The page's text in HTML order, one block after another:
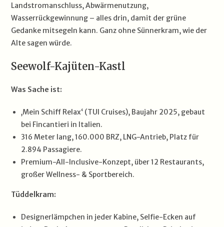
Landstromanschluss, Abwärmenutzung,
Wasserrückgewinnung – alles drin, damit der grüne
Gedanke mitsegeln kann. Ganz ohne Sünnerkram, wie der
Alte sagen würde.
Seewolf-Kajüten-Kastl
Was Sache ist:
‚Mein Schiff Relax‘ (TUI Cruises), Baujahr 2025, gebaut
bei Fincantieri in Italien.
316 Meter lang, 160.000 BRZ, LNG-Antrieb, Platz für
2.894 Passagiere.
Premium-All-Inclusive-Konzept, über 12 Restaurants,
großer Wellness- & Sportbereich.
Tüddelkram:
Designerlämpchen in jeder Kabine, Selfie-Ecken auf